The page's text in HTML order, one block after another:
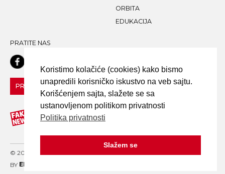
ORBITA
EDUKACIJA
PRATITE NAS
PRIJAVI LAŽNU VEST!
© 2020 FAKE NEWS TRAGAČ - ALL RIGHTS RESERVED. DESIGN
BY ELDER
Koristimo kolačiće (cookies) kako bismo
unapredili korisničko iskustvo na veb sajtu.
Korišćenjem sajta, slažete se sa
ustanovljenom politikom privatnosti
Politika privatnosti
Slažem se